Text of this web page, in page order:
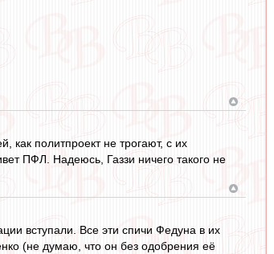
как политпроект не трогают, с их
ПФЛ. Надеюсь, Газзи ничего такого не
вступали. Все эти спичи Федуна в их
(не думаю, что он без одобрения её